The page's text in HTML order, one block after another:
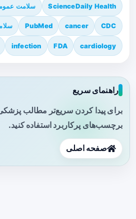
ScienceDaily Health سلامت
CDC
cancer
PubMed
cardiology
FDA
infection
راهنمای سریع
برای پیدا کردن سریع‌تر مطالب
برچسب‌های پرکاربرد استفاده کنید.
صفحه اصلی